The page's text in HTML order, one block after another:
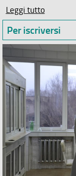
Leggi tutto
Per iscriversi